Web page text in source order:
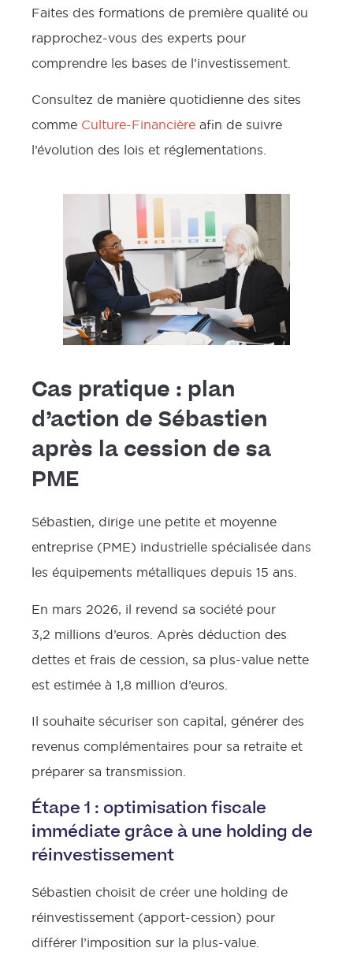
Faites des formations de première qualité ou
rapprochez-vous des experts pour
comprendre les bases de l’investissement.
Consultez de manière quotidienne des sites
comme Culture-Financière afin de suivre
l’évolution des lois et réglementations.
Cas pratique : plan
d’action de Sébastien
après la cession de sa
PME
Sébastien, dirige une petite et moyenne
entreprise (PME) industrielle spécialisée dans
les équipements métalliques depuis 15 ans.
En mars 2026, il revend sa société pour
3,2 millions d’euros. Après déduction des
dettes et frais de cession, sa plus-value nette
est estimée à 1,8 million d’euros.
Il souhaite sécuriser son capital, générer des
revenus complémentaires pour sa retraite et
préparer sa transmission.
Étape 1 : optimisation fiscale
immédiate grâce à une holding de
réinvestissement
Sébastien choisit de créer une holding de
réinvestissement (apport-cession) pour
différer l’imposition sur la plus-value.